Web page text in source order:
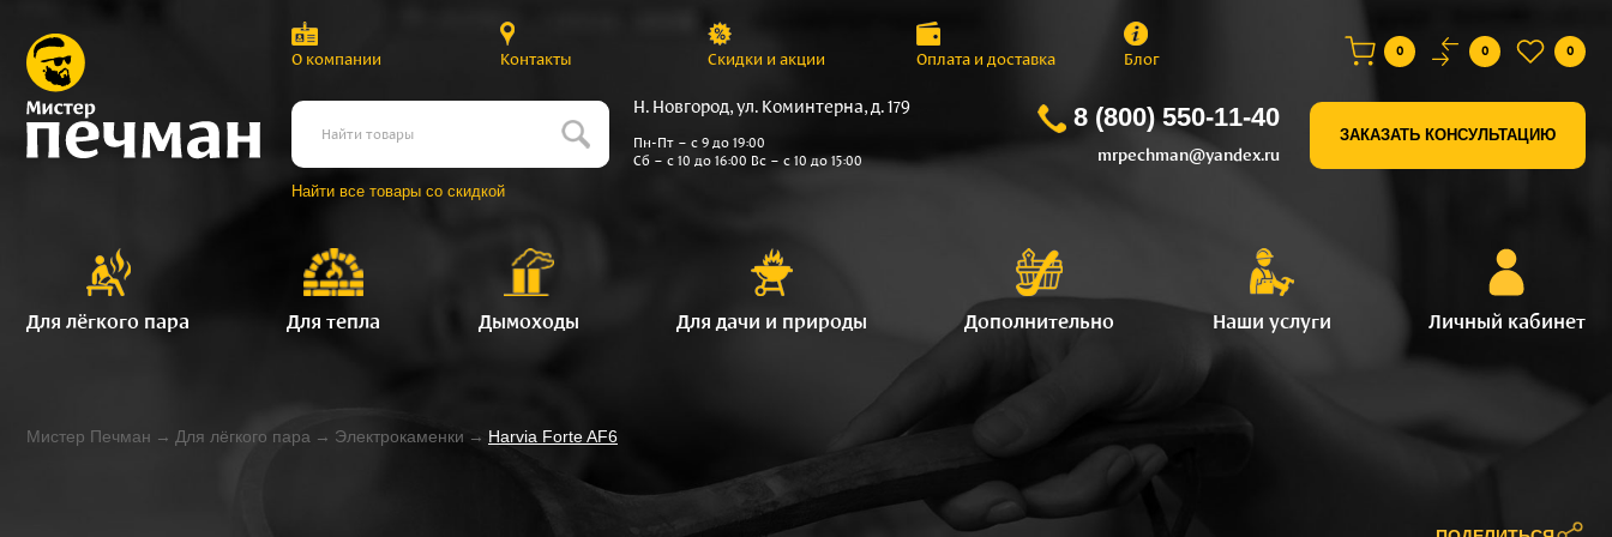
О компании Контакты Скидки и акции Оплата и доставка Блог 0 0 0
Найти все товары со скидкой
Н. Новгород, ул. Коминтерна, д. 179
Пн-Пт – с 9 до 19:00
Сб – с 10 до 16:00 Вс – с 10 до 15:00
8 (800) 550-11-40
mrpechman@yandex.ru
ЗАКАЗАТЬ КОНСУЛЬТАЦИЮ
Для лёгкого пара Для тепла Дымоходы Для дачи и природы Дополнительно Наши услуги Личный кабинет
Мистер Печман → Для лёгкого пара → Электрокаменки → Harvia Forte AF6